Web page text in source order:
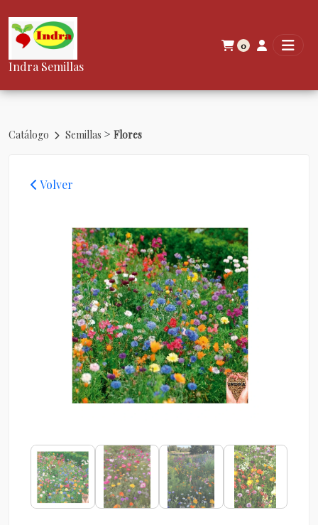
Indra Semillas
0
Catálogo Semillas > Flores
Volver